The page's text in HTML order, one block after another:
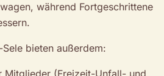
während Fortgeschrittene
bieten außerdem:
Mitglieder (Freizeit-Unfall- und